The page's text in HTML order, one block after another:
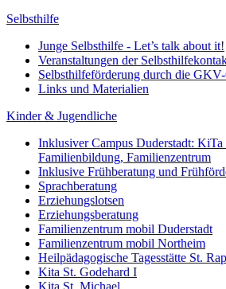
Selbsthilfe
Junge Selbsthilfe - Let’s talk about it!
Veranstaltungen der
Selbsthilfeförderung durch die
Links und Materialien
Kinder & Jugendliche
Inklusiver Campus Duderstadt:
Familienbildung, Familienzentrum
Inklusive Frühberatung und
Sprachberatung
Erziehungslotsen
Erziehungsberatung
Familienzentrum mobil Duderstadt
Familienzentrum mobil Northeim
Heilpädagogische Tagesstätte St.
Kita St. Godehard I
Kita St. Michael